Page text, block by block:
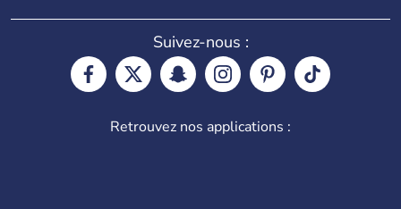
Suivez-nous :
Retrouvez nos applications :